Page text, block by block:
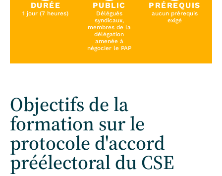
DURÉE
1 jour (7 heures)
PUBLIC
Délégués
syndicaux,
membres de la
délégation
amenée à
négocier le PAP
PRÉREQUIS
aucun prérequis
exigé
Objectifs de la
formation sur le
protocole d'accord
préélectoral du CSE